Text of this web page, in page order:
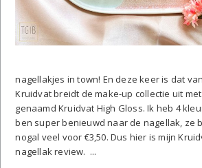
nagellakjes in town! En deze keer is dat
Kruidvat breidt de make-up collectie uit
genaamd Kruidvat High Gloss. Ik heb 4
ben super benieuwd naar de nagellak, ze
nogal veel voor €3,50. Dus hier is mijn
nagellak review. ...